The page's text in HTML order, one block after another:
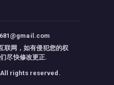
联网，如有侵犯您的权
尽快修改更正.
All rights reserved.